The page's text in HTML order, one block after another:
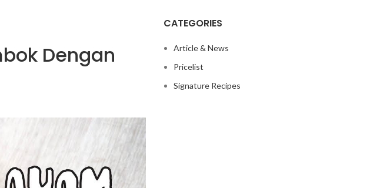
Dengan
CATEGORIES
Article & News
Pricelist
Signature Recipes